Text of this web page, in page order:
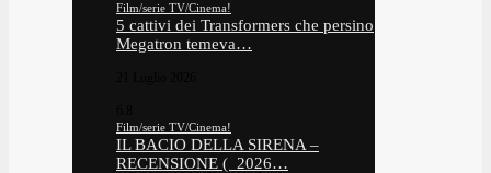
Film/serie TV/Cinema!
5 cattivi dei Transformers che persino
Megatron temeva…
Film/serie TV/Cinema!
IL BACIO DELLA SIRENA –
RECENSIONE ( 2026…